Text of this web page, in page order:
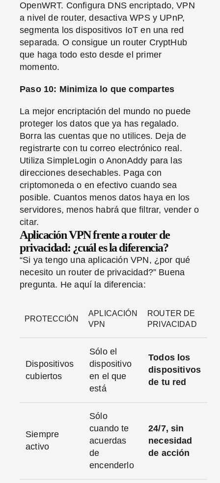
OpenWRT. Configura DNS encriptado, VPN
a nivel de router, desactiva WPS y UPnP,
segmenta los dispositivos IoT en una red
separada. O consigue un router CryptHub
que haga todo esto desde el primer
momento.
Paso 10: Minimiza lo que compartes
La mejor encriptación del mundo no puede
proteger los datos que ya has regalado.
Borra las cuentas que no utilices. Deja de
registrarte con tu correo electrónico real.
Utiliza SimpleLogin o AnonAddy para las
direcciones desechables. Paga con
criptomoneda o en efectivo cuando sea
posible. Cuantos menos datos haya en los
servidores, menos habrá que filtrar, vender o
citar.
Aplicación VPN frente a router de
privacidad: ¿cuál es la diferencia?
“Si ya tengo una aplicación VPN, ¿por qué
necesito un router de privacidad?” Buena
pregunta. He aquí la diferencia:
PROTECCIÓN
APLICACIÓN
VPN
ROUTER DE
PRIVACIDAD
Dispositivos
cubiertos
Sólo el
dispositivo
en el que
está
Todos los
dispositivos
de tu red
Siempre
activo
Sólo
cuando te
acuerdas
de
encenderlo
24/7, sin
necesidad
de acción